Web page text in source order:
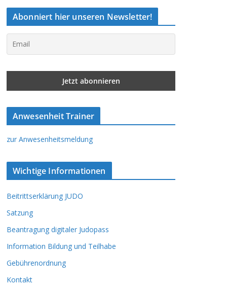
Abonniert hier unseren Newsletter!
Anwesenheit Trainer
zur Anwesenheitsmeldung
Wichtige Informationen
Beitrittserklärung JUDO
Satzung
Beantragung digitaler Judopass
Information Bildung und Teilhabe
Gebührenordnung
Kontakt